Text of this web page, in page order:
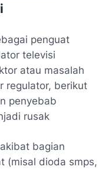
penguat
televisi
atau masalah
regulator, berikut
penyebab
rusak
bagian
(misal dioda smps,